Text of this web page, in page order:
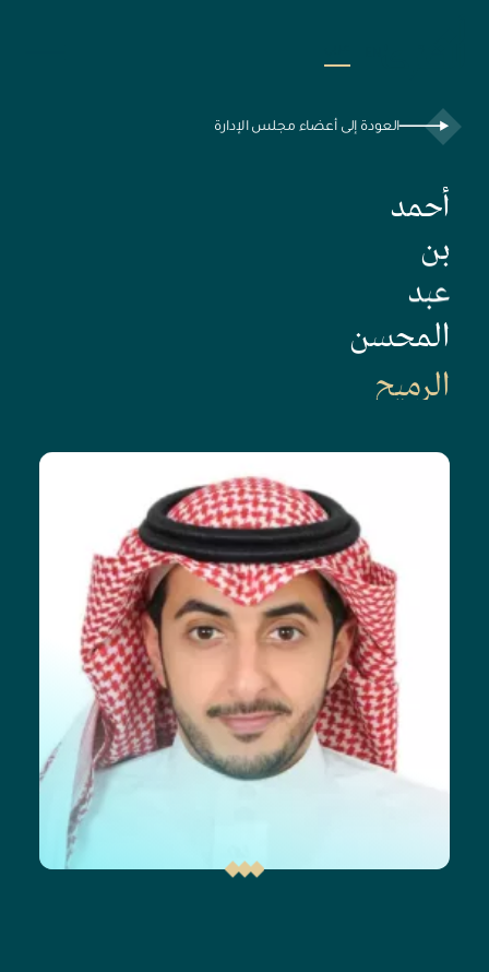
العودة إلى أعضاء مجلس الإدارة
أحمد
بن
عبد
المحسن
الرميح